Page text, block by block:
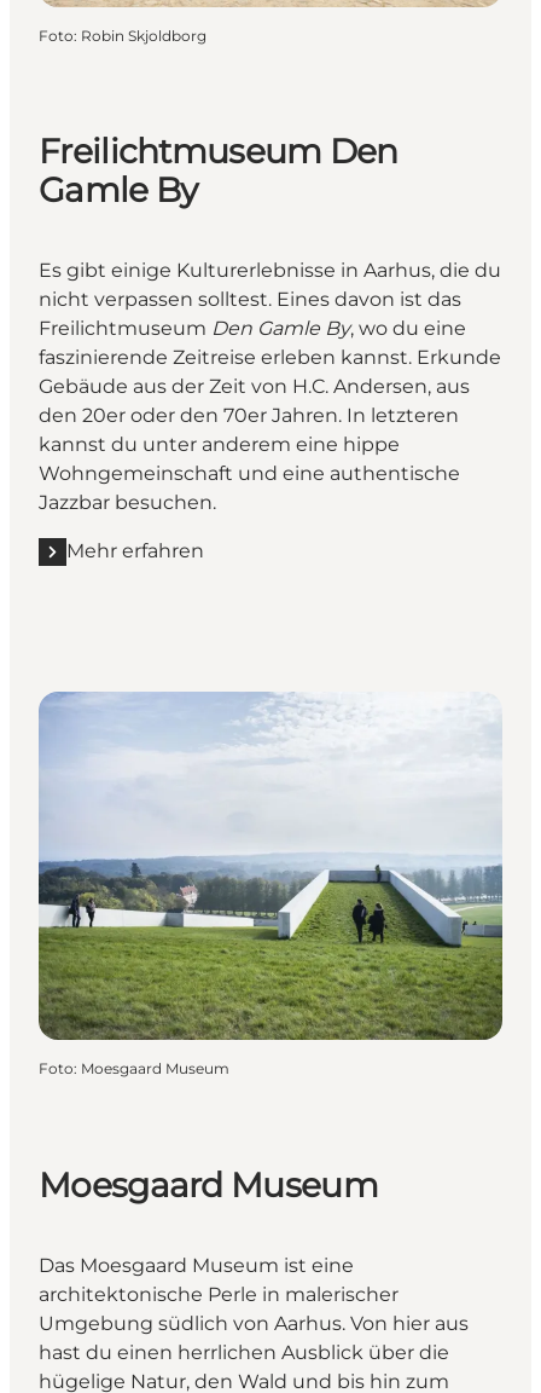
Foto: Robin Skjoldborg
Freilichtmuseum Den
Gamle By
Es gibt einige Kulturerlebnisse in Aarhus, die du
nicht verpassen solltest. Eines davon ist das
Freilichtmuseum Den Gamle By, wo du eine
faszinierende Zeitreise erleben kannst. Erkunde
Gebäude aus der Zeit von H.C. Andersen, aus
den 20er oder den 70er Jahren. In letzteren
kannst du unter anderem eine hippe
Wohngemeinschaft und eine authentische
Jazzbar besuchen.
Mehr erfahren
Mehr erfahren "Freilichtmuseum Den Gamle By "
Foto: Moesgaard Museum
Moesgaard Museum
Das Moesgaard Museum ist eine
architektonische Perle in malerischer
Umgebung südlich von Aarhus. Von hier aus
hast du einen herrlichen Ausblick über die
hügelige Natur, den Wald und bis hin zum